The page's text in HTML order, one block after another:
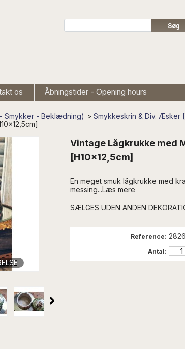
os Åbningstider - Opening hours
Smykker - Beklædning) > Smykkeskrin & Div. Æsker
Vintage Lågkrukke med
[H10x12,5cm]
En meget smuk lågkrukke med
messing...Læs mere
SÆLGES UDEN ANDEN
Reference:
Antal: